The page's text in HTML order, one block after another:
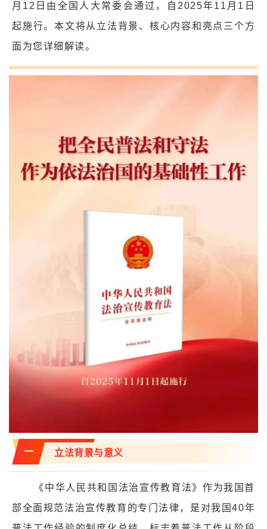
月12日由全国人大常委会通过，自2025年11月1日
起施行。本文将从立法背景、核心内容和亮点三个方
面为您详细解读。
一 立法背景与意义
《中华人民共和国法治宣传教育法》作为我国首
部全面规范法治宣传教育的专门法律，是对我国40年